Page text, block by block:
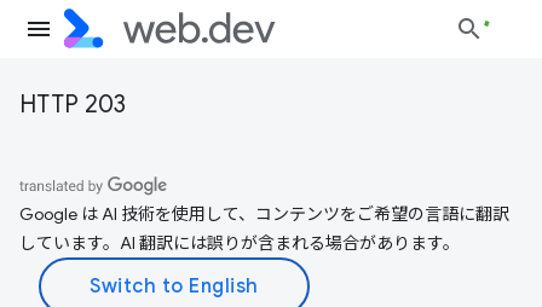
HTTP 203
Google は AI 技術を使用して、コンテンツをご希望の言語に翻訳
しています。AI 翻訳には誤りが含まれる場合があります。